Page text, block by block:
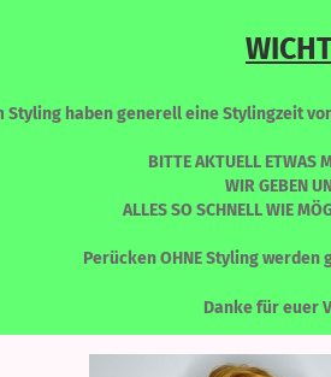
haben generell eine Stylingzeit
BITTE AKTUELL ETWAS
WIR GEBEN
ALLES SO SCHNELL WIE
Perücken OHNE Styling
Danke für euer
LACEFRONT PERÜCKEN